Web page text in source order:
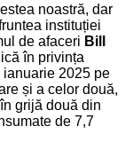
noastră, dar
instituției
de afaceri Bill
în privința
ianuarie 2025 pe
și a celor două,
grijă două din
de 7,7